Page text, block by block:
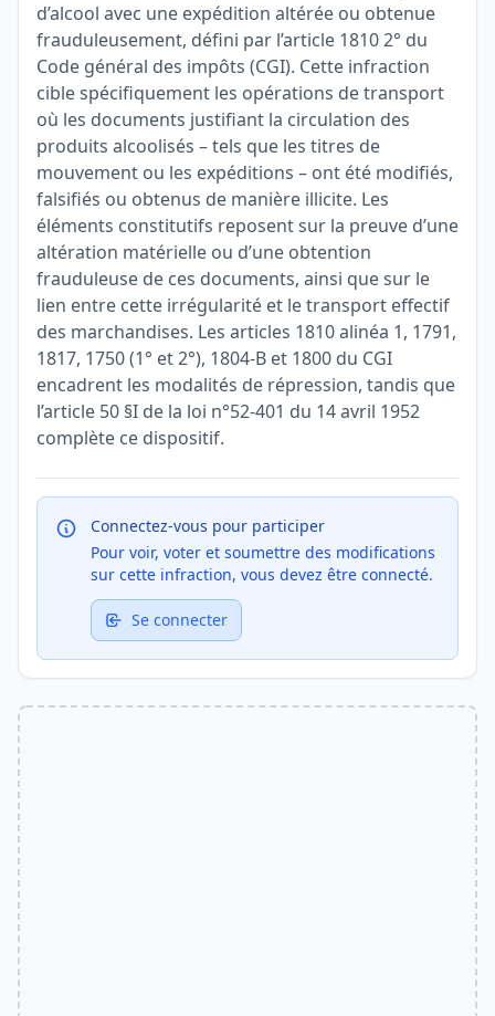
d’alcool avec une expédition altérée ou obtenue
frauduleusement, défini par l’article 1810 2° du
Code général des impôts (CGI). Cette infraction
cible spécifiquement les opérations de transport
où les documents justifiant la circulation des
produits alcoolisés – tels que les titres de
mouvement ou les expéditions – ont été modifiés,
falsifiés ou obtenus de manière illicite. Les
éléments constitutifs reposent sur la preuve d’une
altération matérielle ou d’une obtention
frauduleuse de ces documents, ainsi que sur le
lien entre cette irrégularité et le transport effectif
des marchandises. Les articles 1810 alinéa 1, 1791,
1817, 1750 (1° et 2°), 1804-B et 1800 du CGI
encadrent les modalités de répression, tandis que
l’article 50 §I de la loi n°52-401 du 14 avril 1952
complète ce dispositif.
Connectez-vous pour participer
Pour voir, voter et soumettre des modifications
sur cette infraction, vous devez être connecté.
Se connecter